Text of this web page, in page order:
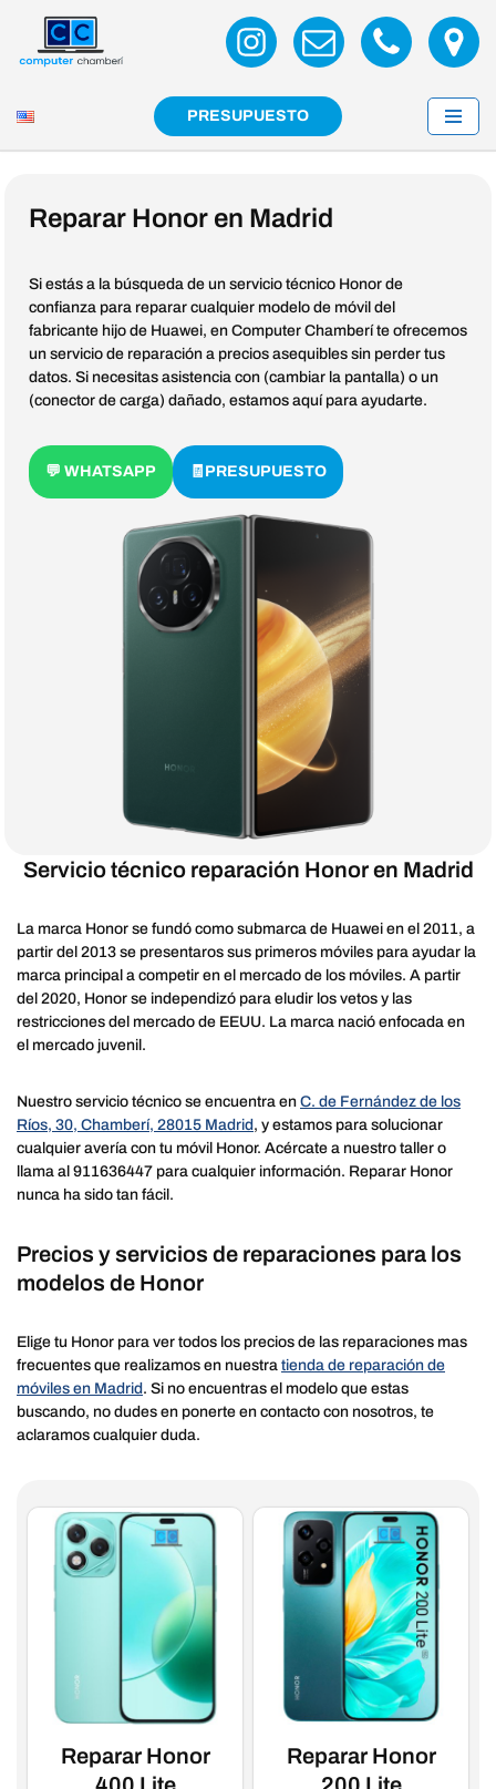
Saltar
PRESUPUESTO
Reparar Honor en Madrid
Si estás a la búsqueda de un servicio técnico Honor de
confianza para reparar cualquier modelo de móvil del
fabricante hijo de Huawei, en Computer Chamberí te ofrecemos
un servicio de reparación a precios asequibles sin perder tus
datos. Si necesitas asistencia con (cambiar la pantalla) o un
(conector de carga) dañado, estamos aquí para ayudarte.
💬 WHATSAPP 🧾PRESUPUESTO
Servicio técnico reparación Honor en Madrid
La marca Honor se fundó como submarca de Huawei en el 2011, a
partir del 2013 se presentaros sus primeros móviles para ayudar la
marca principal a competir en el mercado de los móviles. A partir
del 2020, Honor se independizó para eludir los vetos y las
restricciones del mercado de EEUU. La marca nació enfocada en
el mercado juvenil.
Nuestro servicio técnico se encuentra en C. de Fernández de los
Ríos, 30, Chamberí, 28015 Madrid , y estamos para solucionar
cualquier avería con tu móvil Honor. Acércate a nuestro taller o
llama al 911636447 para cualquier información. Reparar Honor
nunca ha sido tan fácil.
Precios y servicios de reparaciones para los
modelos de Honor
Elige tu Honor para ver todos los precios de las reparaciones mas
frecuentes que realizamos en nuestra tienda de reparación de
móviles en Madrid . Si no encuentras el modelo que estas
buscando, no dudes en ponerte en contacto con nosotros, te
aclaramos cualquier duda.
Reparar Honor
Reparar Honor